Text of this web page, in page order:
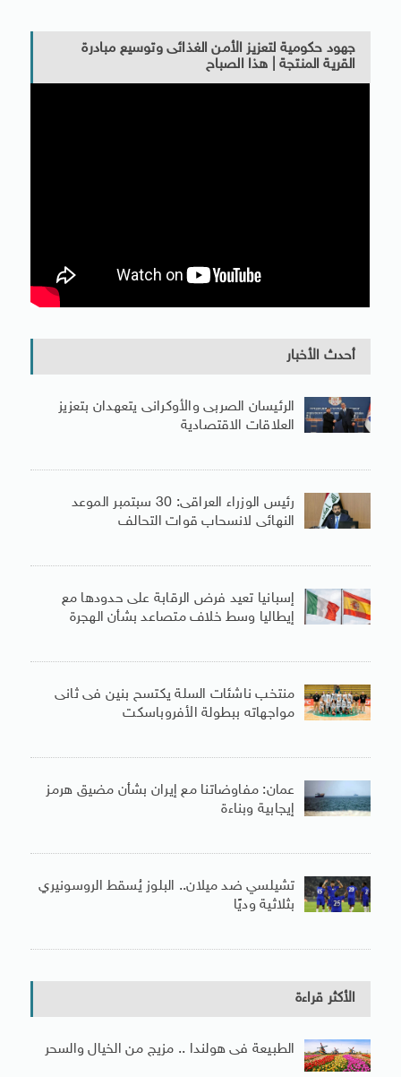
جهود حكومية لتعزيز الأمن الغذائى وتوسيع مبادرة
القرية المنتجة | هذا الصباح
أحدث الأخبار
الرئيسان الصربى والأوكرانى يتعهدان بتعزيز
العلاقات الاقتصادية
رئيس الوزراء العراقى: 30 سبتمبر الموعد
النهائى لانسحاب قوات التحالف
إسبانيا تعيد فرض الرقابة على حدودها مع
إيطاليا وسط خلاف متصاعد بشأن الهجرة
منتخب ناشئات السلة يكتسح بنين فى ثانى
مواجهاته ببطولة الأفروباسكت
عمان: مفاوضاتنا مع إيران بشأن مضيق هرمز
إيجابية وبناءة
تشيلسي ضد ميلان.. البلوز يُسقط الروسونيري
بثلاثية وديًا
الأكثر قراءة
الطبيعة فى هولندا .. مزيج من الخيال والسحر